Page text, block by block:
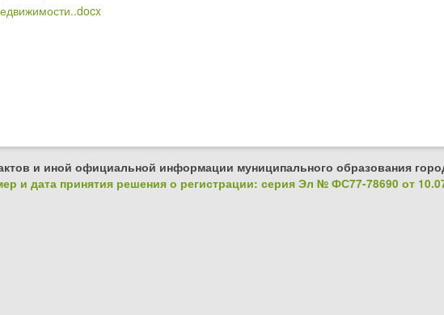
и иной официальной информации муниципального образования
и дата принятия решения о регистрации: серия Эл № ФС77-78690 от